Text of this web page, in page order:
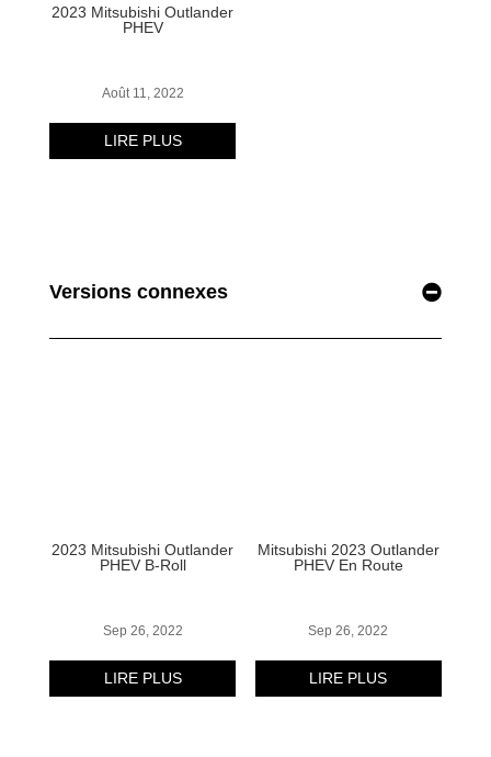
Versions connexes